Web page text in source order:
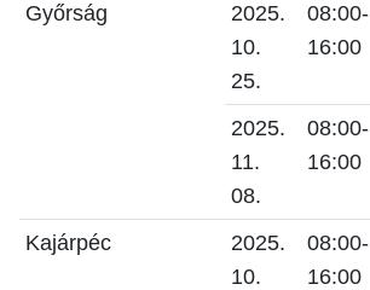
Győrság
2025.
10.
25.
08:00-
16:00
2025.
11.
08.
08:00-
16:00
Kajárpéc
2025.
10.
08:00-
16:00